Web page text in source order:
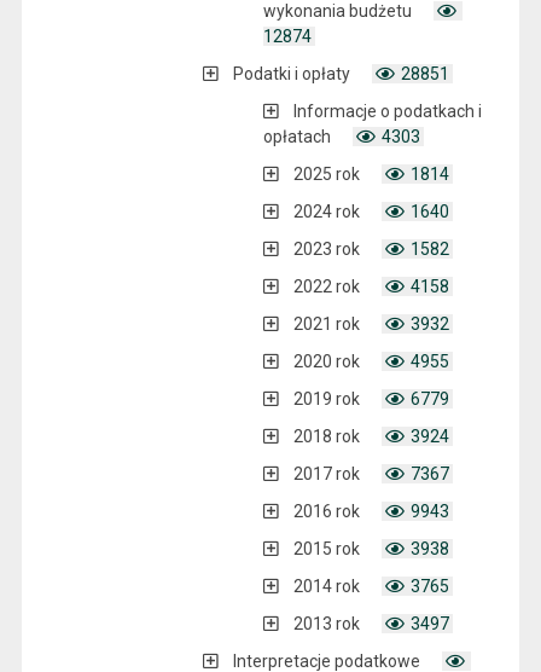
wykonania budżetu
12874
Podatki i opłaty
28851
Informacje o podatkach i
opłatach
4303
2025 rok
1814
2024 rok
1640
2023 rok
1582
2022 rok
4158
2021 rok
3932
2020 rok
4955
2019 rok
6779
2018 rok
3924
2017 rok
7367
2016 rok
9943
2015 rok
3938
2014 rok
3765
2013 rok
3497
Interpretacje podatkowe